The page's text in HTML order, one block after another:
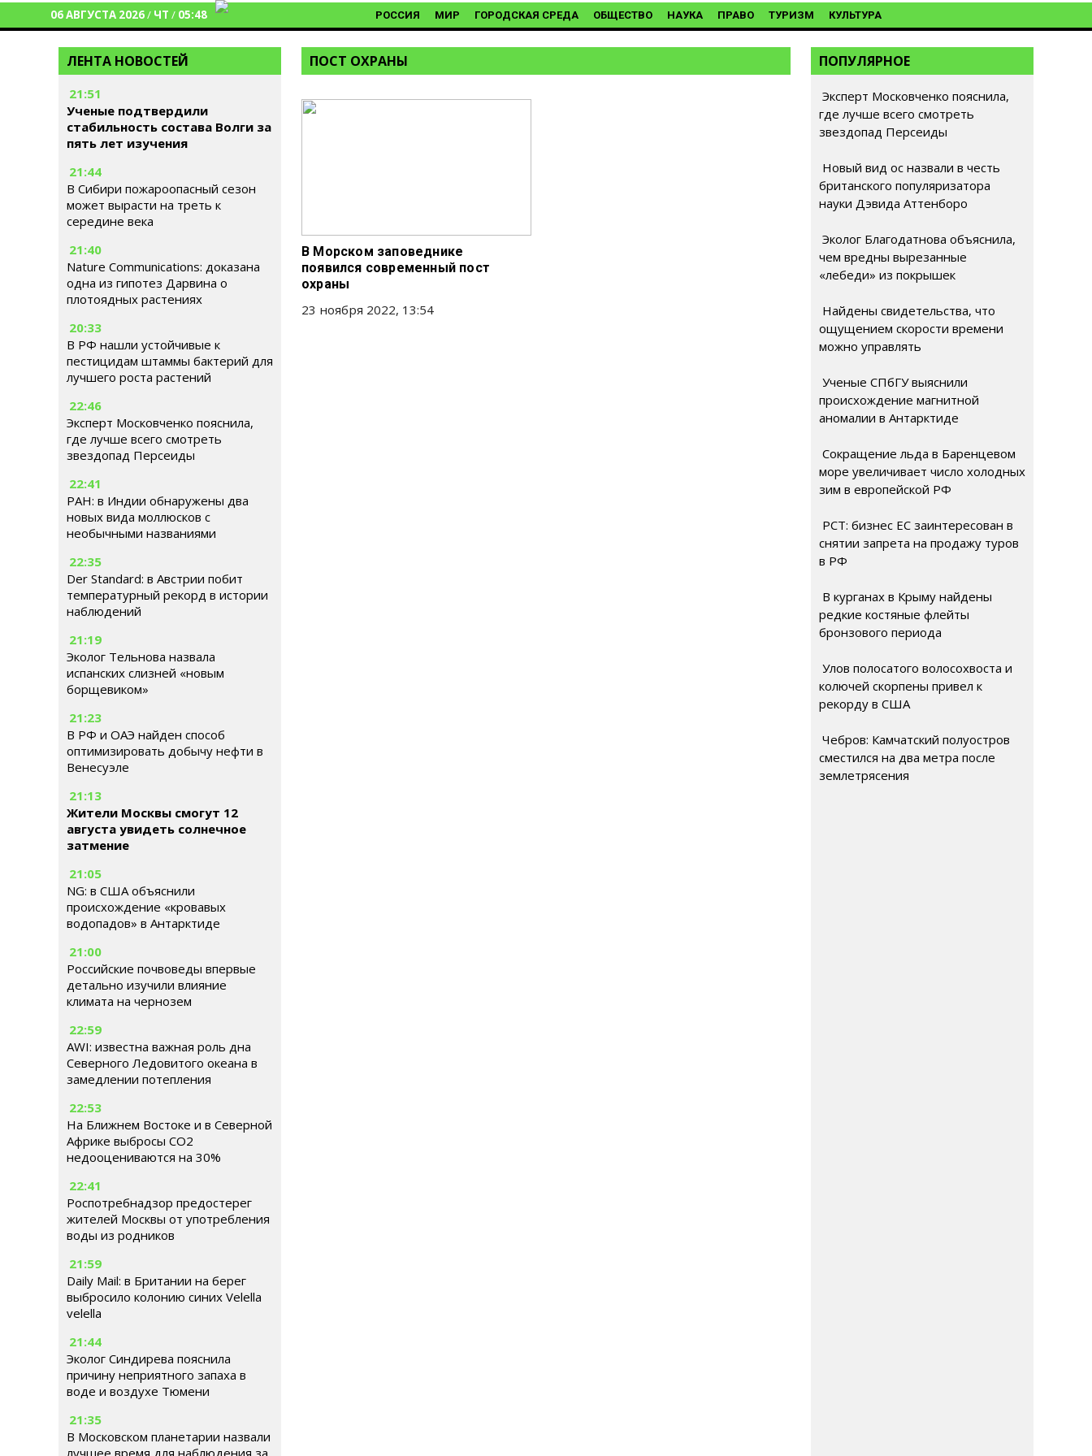
06 АВГУСТА 2026/ ЧТ / 05:48 РОССИЯ МИР ГОРОДСКАЯ СРЕДА ОБЩЕСТВО НАУКА ПРАВО ТУРИЗМ КУЛЬТУРА
ЛЕНТА НОВОСТЕЙ
21:51
Ученые подтвердили
стабильность состава Волги за
пять лет изучения
21:44
В Сибири пожароопасный сезон
может вырасти на треть к
середине века
21:40
Nature Communications: доказана
одна из гипотез Дарвина о
плотоядных растениях
20:33
В РФ нашли устойчивые к
пестицидам штаммы бактерий для
лучшего роста растений
22:46
Эксперт Московченко пояснила,
где лучше всего смотреть
звездопад Персеиды
22:41
РАН: в Индии обнаружены два
новых вида моллюсков с
необычными названиями
22:35
Der Standard: в Австрии побит
температурный рекорд в истории
наблюдений
21:19
Эколог Тельнова назвала
испанских слизней «новым
борщевиком»
21:23
В РФ и ОАЭ найден способ
оптимизировать добычу нефти в
Венесуэле
21:13
Жители Москвы смогут 12
августа увидеть солнечное
затмение
21:05
NG: в США объяснили
происхождение «кровавых
водопадов» в Антарктиде
21:00
Российские почвоведы впервые
детально изучили влияние
климата на чернозем
22:59
AWI: известна важная роль дна
Северного Ледовитого океана в
замедлении потепления
22:53
На Ближнем Востоке и в Северной
Африке выбросы CO2
недооцениваются на 30%
22:41
Роспотребнадзор предостерег
жителей Москвы от употребления
воды из родников
21:59
Daily Mail: в Британии на берег
выбросило колонию синих Velella
velella
21:44
Эколог Синдирева пояснила
причину неприятного запаха в
воде и воздухе Тюмени
21:35
В Московском планетарии назвали
лучшее время для наблюдения за
ПОСТ ОХРАНЫ
В Морском заповеднике
появился современный пост
охраны
23 ноября 2022, 13:54
ПОПУЛЯРНОЕ
Эксперт Московченко пояснила,
где лучше всего смотреть
звездопад Персеиды
Новый вид ос назвали в честь
британского популяризатора
науки Дэвида Аттенборо
Эколог Благодатнова объяснила,
чем вредны вырезанные
«лебеди» из покрышек
Найдены свидетельства, что
ощущением скорости времени
можно управлять
Ученые СПбГУ выяснили
происхождение магнитной
аномалии в Антарктиде
Сокращение льда в Баренцевом
море увеличивает число холодных
зим в европейской РФ
РСТ: бизнес ЕС заинтересован в
снятии запрета на продажу туров
в РФ
В курганах в Крыму найдены
редкие костяные флейты
бронзового периода
Улов полосатого волосохвоста и
колючей скорпены привел к
рекорду в США
Чебров: Камчатский полуостров
сместился на два метра после
землетрясения